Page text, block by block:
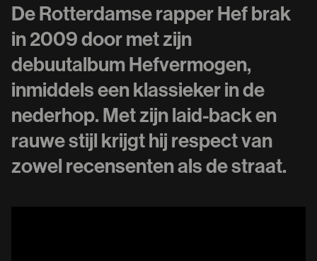
De Rotterdamse rapper Hef brak
in 2009 door met zijn
debuutalbum Hefvermogen,
inmiddels een klassieker in de
nederhop. Met zijn laid-back en
rauwe stijl krijgt hij respect van
zowel recensenten als de straat.